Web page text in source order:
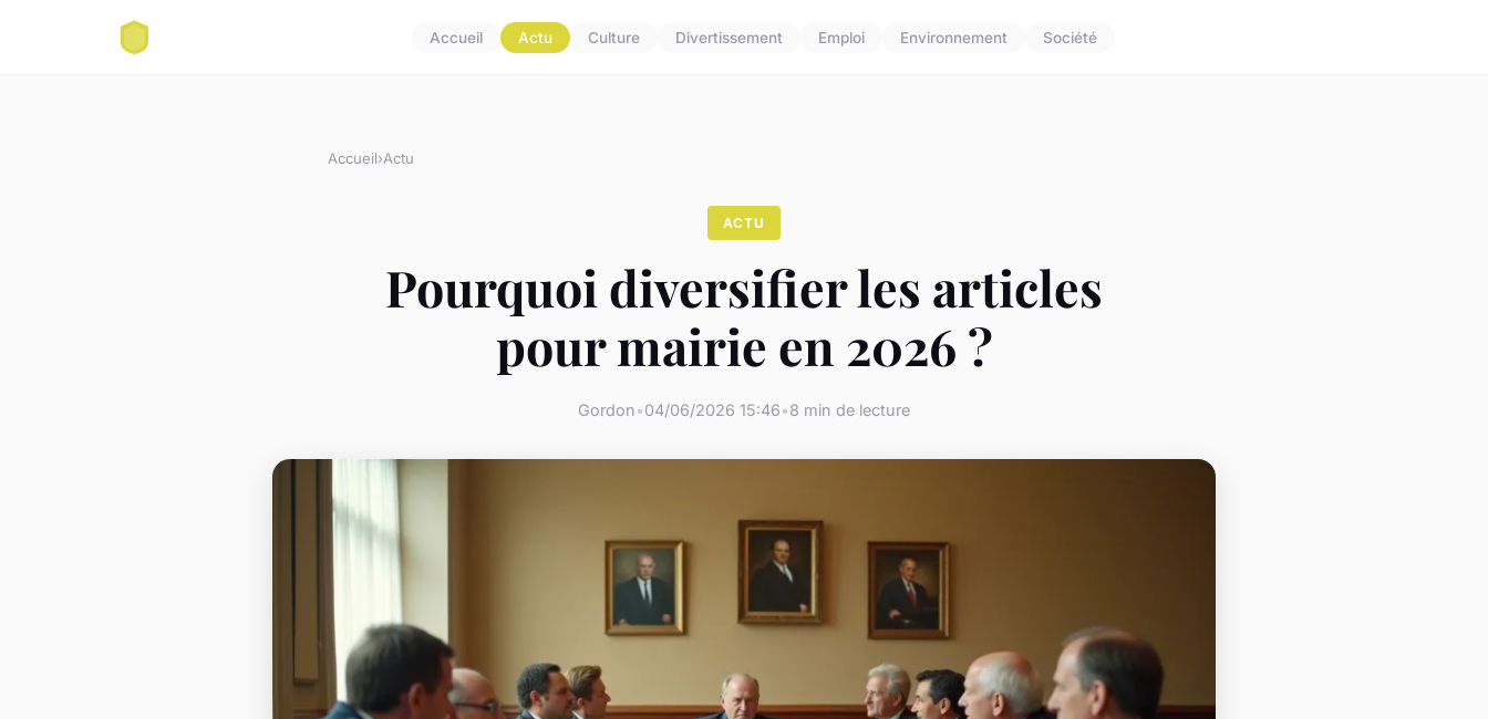
Accueil Actu Culture Divertissement Emploi Environnement Société
Accueil›Actu
ACTU
Pourquoi diversifier les articles
pour mairie en 2026 ?
Gordon•04/06/2026 15:46•8 min de lecture